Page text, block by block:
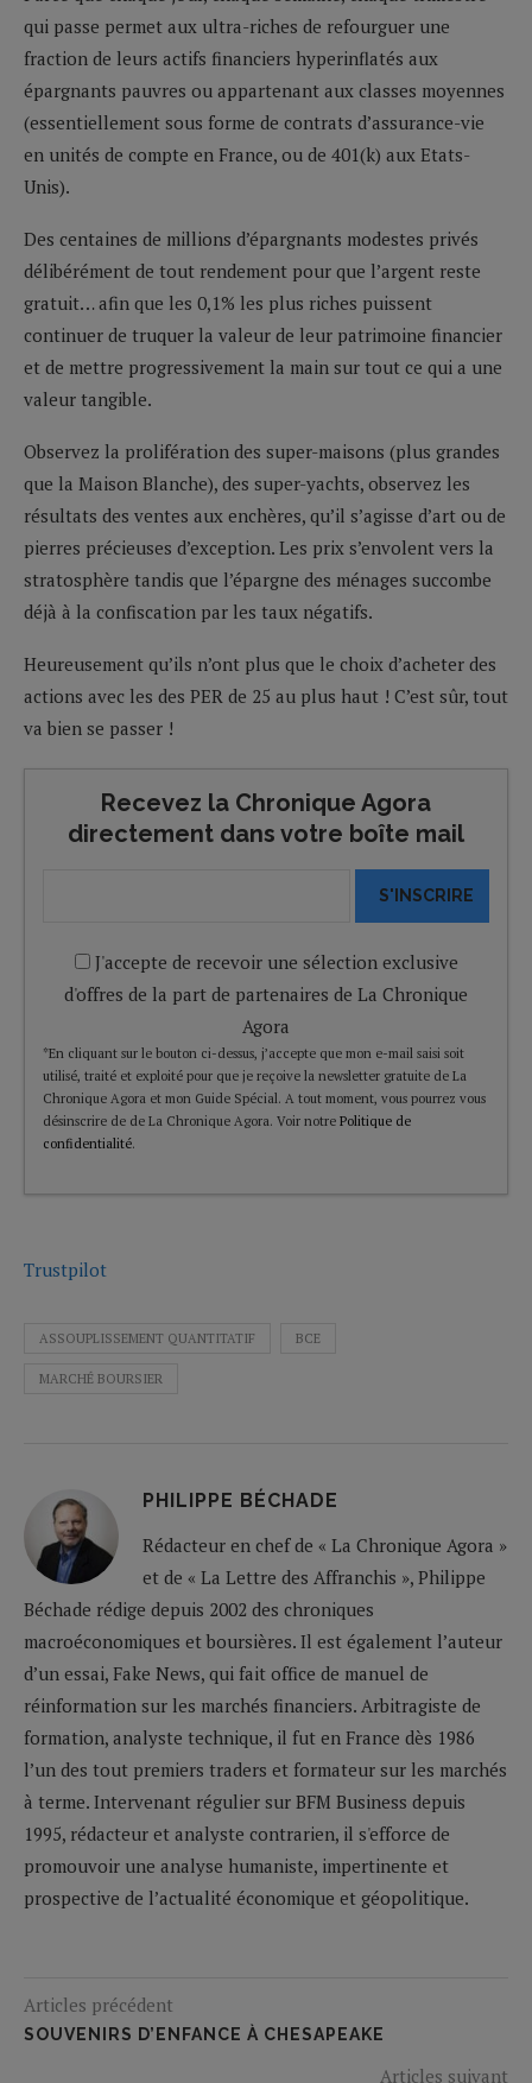
qui passe permet aux ultra-riches de refourguer une
fraction de leurs actifs financiers hyperinflatés aux
épargnants pauvres ou appartenant aux classes moyennes
(essentiellement sous forme de contrats d’assurance-vie
en unités de compte en France, ou de 401(k) aux Etats-
Unis).
Des centaines de millions d’épargnants modestes privés
délibérément de tout rendement pour que l’argent reste
gratuit… afin que les 0,1% les plus riches puissent
continuer de truquer la valeur de leur patrimoine financier
et de mettre progressivement la main sur tout ce qui a une
valeur tangible.
Observez la prolifération des super-maisons (plus grandes
que la Maison Blanche), des super-yachts, observez les
résultats des ventes aux enchères, qu’il s’agisse d’art ou de
pierres précieuses d’exception. Les prix s’envolent vers la
stratosphère tandis que l’épargne des ménages succombe
déjà à la confiscation par les taux négatifs.
Heureusement qu’ils n’ont plus que le choix d’acheter des
actions avec les des PER de 25 au plus haut ! C’est sûr, tout
va bien se passer !
Recevez la Chronique Agora
directement dans votre boîte mail
S'INSCRIRE
J'accepte de recevoir une sélection exclusive
d'offres de la part de partenaires de La Chronique
Agora
*En cliquant sur le bouton ci-dessus, j’accepte que mon e-mail saisi soit
utilisé, traité et exploité pour que je reçoive la newsletter gratuite de La
Chronique Agora et mon Guide Spécial. A tout moment, vous pourrez vous
désinscrire de de La Chronique Agora. Voir notre Politique de
confidentialité.
Trustpilot
ASSOUPLISSEMENT QUANTITATIF BCE
MARCHÉ BOURSIER
PHILIPPE BÉCHADE
Rédacteur en chef de « La Chronique Agora »
et de « La Lettre des Affranchis », Philippe
Béchade rédige depuis 2002 des chroniques
macroéconomiques et boursières. Il est également l’auteur
d’un essai, Fake News, qui fait office de manuel de
réinformation sur les marchés financiers. Arbitragiste de
formation, analyste technique, il fut en France dès 1986
l’un des tout premiers traders et formateur sur les marchés
à terme. Intervenant régulier sur BFM Business depuis
1995, rédacteur et analyste contrarien, il s'efforce de
promouvoir une analyse humaniste, impertinente et
prospective de l’actualité économique et géopolitique.
Articles précédent
SOUVENIRS D’ENFANCE À CHESAPEAKE
Articles suivant